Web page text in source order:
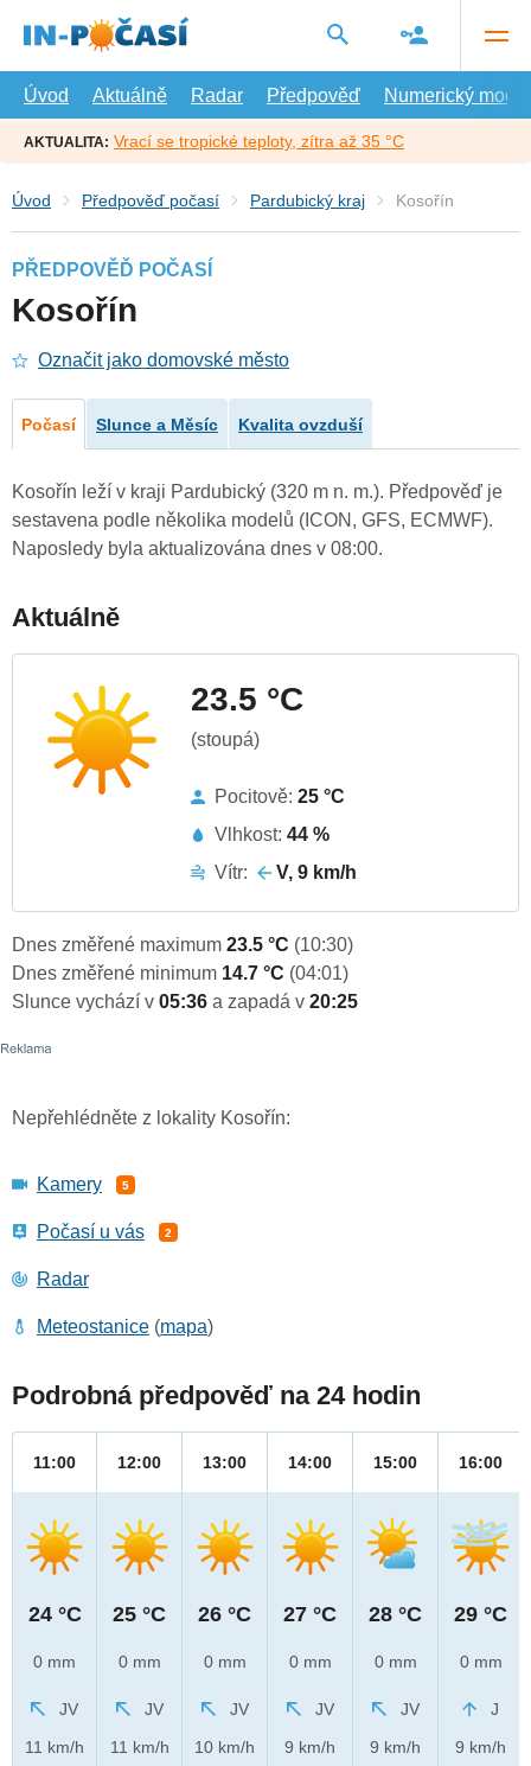
hlavní
Úvod
Aktuálně Radar Předpověď Numerický model
AKTUALITA: Vrací se tropické teploty, zítra až 35 °C
Úvod Předpověď počasí Pardubický kraj Kosořín
PŘEDPOVĚĎ POČASÍ
Kosořín
Označit jako domovské město
Počasí Slunce a Měsíc Kvalita ovzduší
Kosořín leží v kraji Pardubický (320 m n. m.). Předpověď je
sestavena podle několika modelů (ICON, GFS, ECMWF).
Naposledy byla aktualizována dnes v 08:00.
Aktuálně
23.5 °C
(stoupá)
Pocitově: 25 °C
Vlhkost: 44 %
Vítr:
V, 9 km/h
Dnes změřené maximum 23.5 °C (10:30)
Dnes změřené minimum 14.7 °C (04:01)
Slunce vychází v 05:36 a zapadá v 20:25
Nepřehlédněte z lokality Kosořín:
Kamery 5
Počasí u vás 2
Radar
Meteostanice (mapa)
Podrobná předpověď na 24 hodin
11:00
24 °C
0 mm
JV
11 km/h
12:00
25 °C
0 mm
JV
11 km/h
13:00
26 °C
0 mm
JV
10 km/h
14:00
27 °C
0 mm
JV
9 km/h
15:00
28 °C
0 mm
JV
9 km/h
16:00
29 °C
0 mm
J
9 km/h